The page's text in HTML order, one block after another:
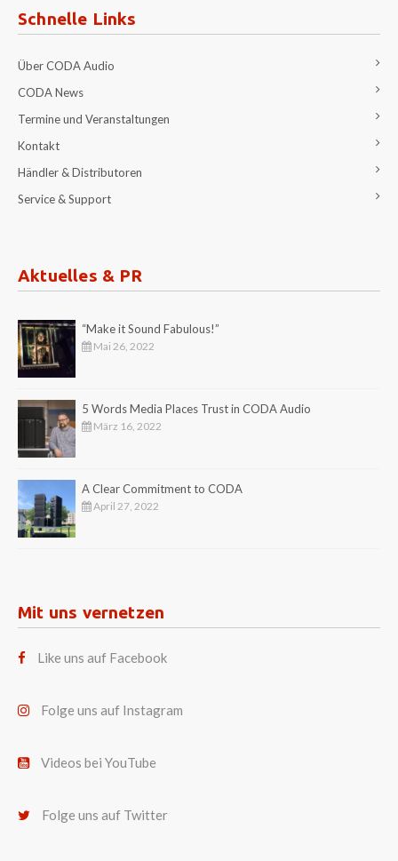
Schnelle Links
Über CODA Audio
CODA News
Termine und Veranstaltungen
Kontakt
Händler & Distributoren
Service & Support
Aktuelles & PR
“Make it Sound Fabulous!”
Mai 26, 2022
5 Words Media Places Trust in CODA Audio
März 16, 2022
A Clear Commitment to CODA
April 27, 2022
Mit uns vernetzen
Like uns auf Facebook
Folge uns auf Instagram
Videos bei YouTube
Folge uns auf Twitter